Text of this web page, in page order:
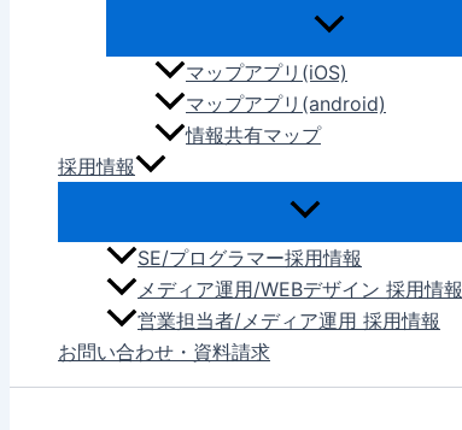
マップアプリ(iOS)
マップアプリ(android)
情報共有マップ
採用情報
SE/プログラマー採用情報
メディア運用/WEBデザイン 採用情報
営業担当者/メディア運用 採用情報
お問い合わせ・資料請求